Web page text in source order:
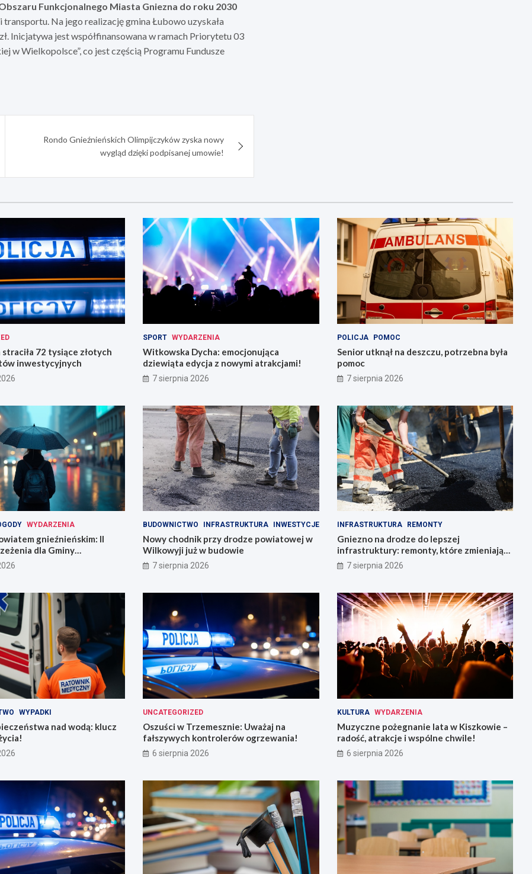
Funkcjonalnego Miasta Gniezna do roku 2030
Na jego realizację gmina Łubowo uzyskała
Inicjatywa jest współfinansowana w ramach Priorytetu 03
w Wielkopolsce”, co jest częścią Programu Fundusze
Rondo Gnieźnieńskich Olimpijczyków zyska nowy
wygląd dzięki podpisanej umowie!
72 tysiące złotych
inwestycyjnych
SPORT WYDARZENIA
Witkowska Dycha: emocjonująca
dziewiąta edycja z nowymi atrakcjami!
7 sierpnia 2026
POLICJA POMOC
Senior utknął na deszczu, potrzebna była
pomoc
7 sierpnia 2026
WYDARZENIA
gnieźnieńskim: II
dla Gminy
BUDOWNICTWO INFRASTRUKTURA INWESTYCJE
Nowy chodnik przy drodze powiatowej w
Wilkowyji już w budowie
7 sierpnia 2026
INFRASTRUKTURA REMONTY
Gniezno na drodze do lepszej
infrastruktury: remonty, które zmieniają
miasto
7 sierpnia 2026
WYPADKI
nad wodą: klucz
UNCATEGORIZED
Oszuści w Trzemesznie: Uważaj na
fałszywych kontrolerów ogrzewania!
6 sierpnia 2026
KULTURA WYDARZENIA
Muzyczne pożegnanie lata w Kiszkowie –
radość, atrakcje i wspólne chwile!
6 sierpnia 2026